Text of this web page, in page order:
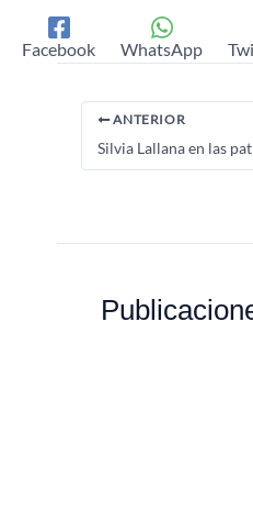
Facebook WhatsApp
ANTERIOR
Silvia Lallana en las